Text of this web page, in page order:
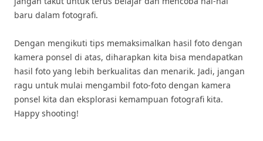
baru dalam fotografi.
Dengan mengikuti tips memaksimalkan hasil foto dengan
kamera ponsel di atas, diharapkan kita bisa mendapatkan
hasil foto yang lebih berkualitas dan menarik. Jadi, jangan
ragu untuk mulai mengambil foto-foto dengan kamera
ponsel kita dan eksplorasi kemampuan fotografi kita.
Happy shooting!